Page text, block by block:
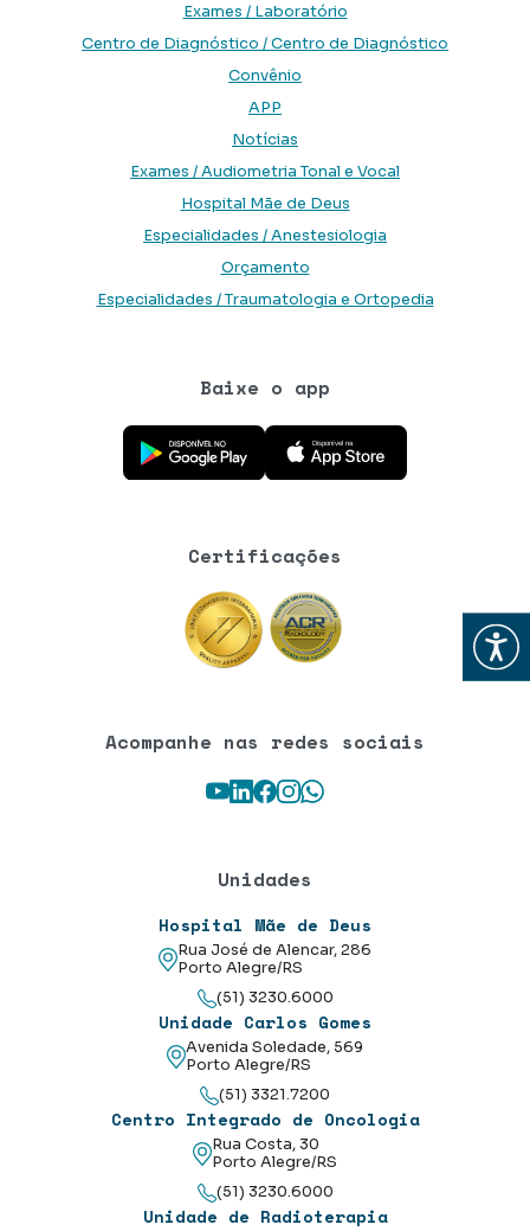
Abrir
Exames / Laboratório
Centro de Diagnóstico / Centro de Diagnóstico
Convênio
APP
Notícias
Exames / Audiometria Tonal e Vocal
Hospital Mãe de Deus
Especialidades / Anestesiologia
Orçamento
Especialidades / Traumatologia e Ortopedia
Baixe o app
Baixe o aplicativo na Google Play Store
Baixe o aplicativo na App Store
Certificações
Acompanhe nas redes sociais
Youtube
LinkedIn
Facebook
Instagram
WhatsApp
Unidades
Hospital Mãe de Deus
Rua José de Alencar, 286
Porto Alegre/RS
(51) 3230.6000
Unidade Carlos Gomes
Avenida Soledade, 569
Porto Alegre/RS
(51) 3321.7200
Centro Integrado de Oncologia
Rua Costa, 30
Porto Alegre/RS
(51) 3230.6000
Unidade de Radioterapia